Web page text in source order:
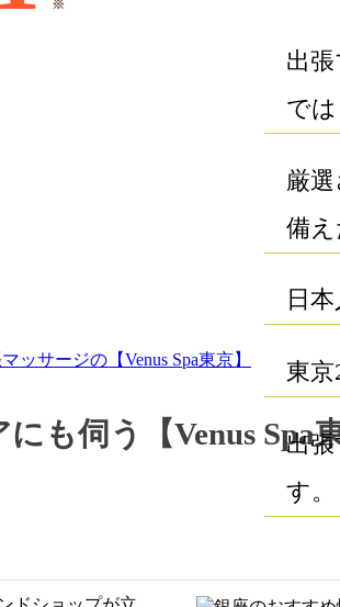
※
出張
では
厳
備
日
東
出
す。
サージの【Venus Spa東京】
も伺う【Venus Spa